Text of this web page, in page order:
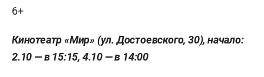
6+
Кинотеатр «Мир» (ул. Достоевского, 30), начало:
2.10 — в 15:15, 4.10 — в 14:00